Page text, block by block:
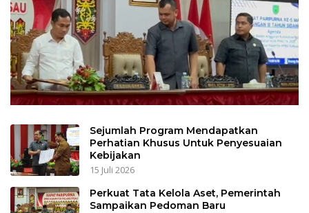
Sejumlah Program Mendapatkan
Perhatian Khusus Untuk Penyesuaian
Kebijakan
15 Juli 2026
Perkuat Tata Kelola Aset, Pemerintah
Sampaikan Pedoman Baru